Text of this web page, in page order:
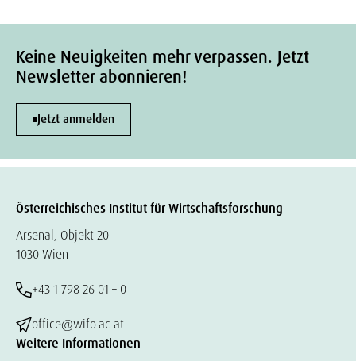
Keine Neuigkeiten mehr verpassen. Jetzt
Newsletter abonnieren!
Jetzt anmelden
Österreichisches Institut für Wirtschaftsforschung
Arsenal, Objekt 20
1030 Wien
+43 1 798 26 01 – 0
office@wifo.ac.at
Weitere Informationen